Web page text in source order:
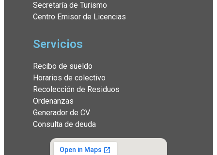
Secretaría de Turismo
Centro Emisor de Licencias
Servicios
Recibo de sueldo
Horarios de colectivo
Recolección de Residuos
Ordenanzas
Generador de CV
Consulta de deuda